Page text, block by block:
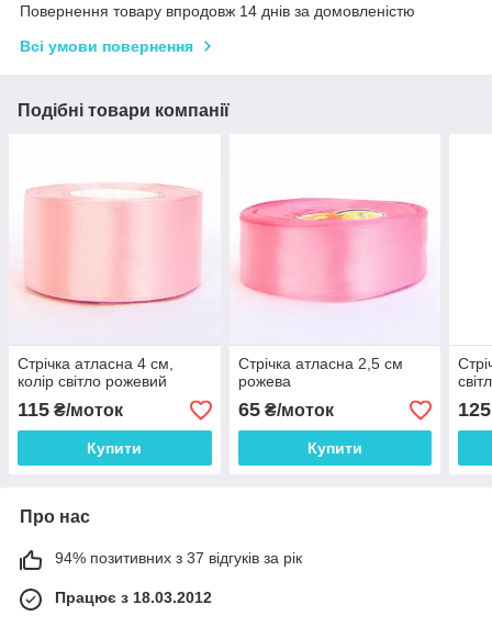
Повернення товару впродовж 14 днів за домовленістю
Всі умови повернення
Подібні товари компанії
Стрічка атласна 4 см,
колір світло рожевий
115 ₴/моток
Купити
Стрічка атласна 2,5 см
рожева
65₴/моток
Купити
125
Про нас
94% позитивних з 37 відгуків за рік
Працює з 18.03.2012